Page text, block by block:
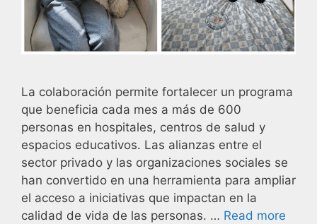
La colaboración permite fortalecer un programa
que beneficia cada mes a más de 600
personas en hospitales, centros de salud y
espacios educativos. Las alianzas entre el
sector privado y las organizaciones sociales se
han convertido en una herramienta para ampliar
el acceso a iniciativas que impactan en la
calidad de vida de las personas. … Read more